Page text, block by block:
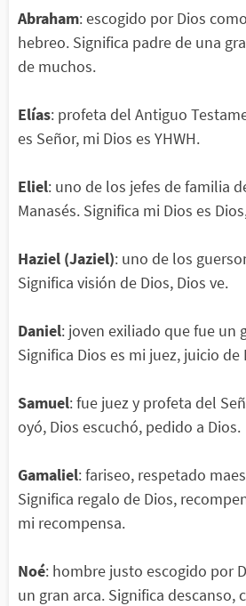
Abraham: escogido por Dios
hebreo. Significa padre de una
de muchos.
Elías: profeta del Antiguo
es Señor, mi Dios es YHWH.
Eliel: uno de los jefes de familia
Manasés. Significa mi Dios es
Haziel (Jaziel): uno de los
Significa visión de Dios, Dios ve.
Daniel: joven exiliado que fue un
Significa Dios es mi juez, juicio de
Samuel: fue juez y profeta del
oyó, Dios escuchó, pedido a Dios.
Gamaliel: fariseo, respetado
Significa regalo de Dios,
mi recompensa.
Noé: hombre justo escogido por
un gran arca. Significa descanso,